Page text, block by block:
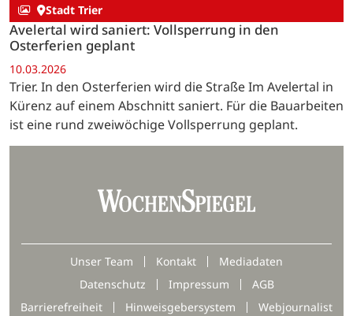
Stadt Trier
Avelertal wird saniert: Vollsperrung in den
Osterferien geplant
10.03.2026
Trier. In den Osterferien wird die Straße Im Avelertal in
Kürenz auf einem Abschnitt saniert. Für die Bauarbeiten
ist eine rund zweiwöchige Vollsperrung geplant.
Unser Team Kontakt
Mediadaten
Datenschutz
Impressum
AGB
Barrierefreiheit
Hinweisgebersystem Webjournalist